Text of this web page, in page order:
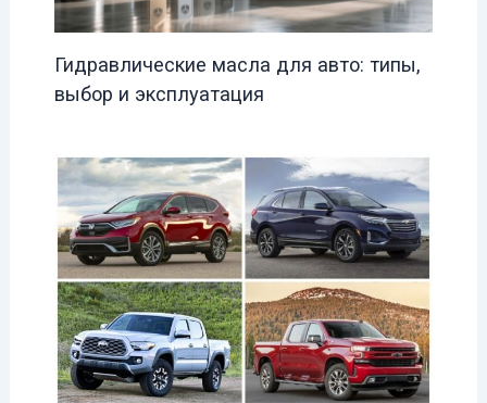
Гидравлические масла для авто: типы,
выбор и эксплуатация